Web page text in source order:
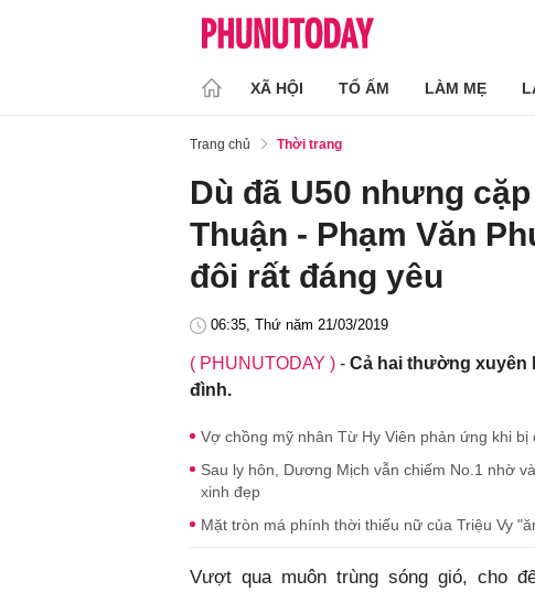
XÃ HỘI TỔ ẤM LÀM MẸ
Trang chủ Thời trang
Dù đã U50 nhưng
Thuận - Phạm Văn
đôi rất đáng yêu
06:35, Thứ năm 21/03/2019
( PHUNUTODAY ) - Cả hai thường xuyên
đình.
Vợ chồng mỹ nhân Từ Hy Viên phản ứng khi
Sau ly hôn, Dương Mịch vẫn chiếm No.1 nhờ
xinh đẹp
Mặt tròn má phính thời thiếu nữ của Triệu Vy
Vượt qua muôn trùng sóng gió, cho